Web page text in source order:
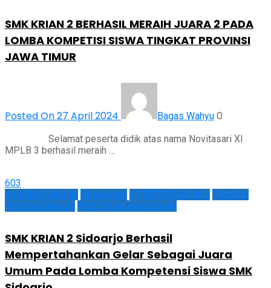
SMK KRIAN 2 BERHASIL MERAIH JUARA 2 PADA
LOMBA KOMPETISI SISWA TINGKAT PROVINSI
JAWA TIMUR
Posted On 27 April 2024 Bagas Wahyu 0
Selamat peserta didik atas nama Novitasari XI
MPLB 3 berhasil meraih …
603
Kegiatan Sekolah Kesiswaan PPDB SMK Krian 2 Prestasi
Prestasi Skarida SMK Pusat Keunggulan
SMK KRIAN 2 Sidoarjo Berhasil
Mempertahankan Gelar Sebagai Juara
Umum Pada Lomba Kompetensi Siswa SMK